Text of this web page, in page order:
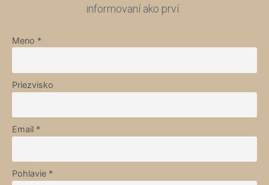
informovaní ako prví.
Meno *
Priezvisko
Email *
Pohlavie *